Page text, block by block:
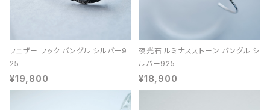
フェザー フック バングル シルバー9
25
¥19,800
夜光石 ルミナスストーン バングル シ
ルバー925
¥18,900